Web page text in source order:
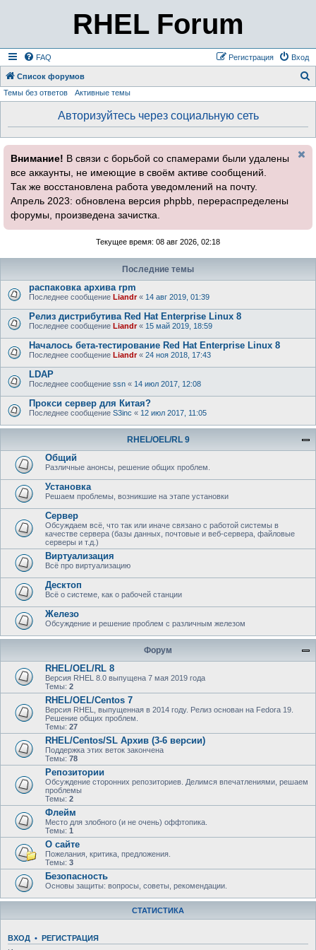
RHEL Forum
FAQ Вход
Регистрация
Список форумов
Темы без ответов Активные темы
Авторизуйтесь через социальную сеть
Внимание! В связи с борьбой со спамерами были удалены
все аккаунты, не имеющие в своём активе сообщений.
Так же восстановлена работа уведомлений на почту.
Апрель 2023: обновлена версия phpbb, перераспределены
форумы, произведена зачистка.
Текущее время: 08 авг 2026, 02:18
Последние темы
распаковка архива rpm
Последнее сообщение Liandr« 14 авг 2019, 01:39
Релиз дистрибутива Red Hat Enterprise Linux 8
Последнее сообщение Liandr« 15 май 2019, 18:59
Началось бета-тестирование Red Hat Enterprise Linux 8
Последнее сообщение Liandr« 24 ноя 2018, 17:43
LDAP
Последнее сообщение ssn « 14 июл 2017, 12:08
Прокси сервер для Китая?
Последнее сообщение S3inc « 12 июл 2017, 11:05
RHEL/OEL/RL 9
Общий
Различные анонсы, решение общих проблем.
Установка
Решаем проблемы, возникшие на этапе установки
Сервер
Обсуждаем всё, что так или иначе связано с работой системы в
качестве сервера (базы данных, почтовые и веб-сервера, файловые
серверы и т.д.)
Виртуализация
Всё про виртуализацию
Десктоп
Всё о системе, как о рабочей станции
Железо
Обсуждение и решение проблем с различным железом
Форум
RHEL/OEL/RL 8
Версия RHEL 8.0 выпущена 7 мая 2019 года
Темы: 2
RHEL/OEL/Centos 7
Версия RHEL, выпущенная в 2014 году. Релиз основан на Fedora 19.
Решение общих проблем.
Темы: 27
RHEL/Centos/SL Архив (3-6 версии)
Поддержка этих веток закончена
Темы: 78
Репозитории
Обсуждение сторонних репозиториев. Делимся впечатлениями, решаем
проблемы
Темы: 2
Флейм
Место для злобного (и не очень) оффтопика.
Темы: 1
О сайте
Пожелания, критика, предложения.
Темы: 3
Безопасность
Основы защиты: вопросы, советы, рекомендации.
СТАТИСТИКА
ВХОД • РЕГИСТРАЦИЯ